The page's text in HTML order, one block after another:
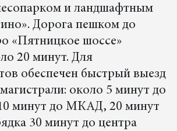
и ландшафтным
Дорога пешком до
«Пятницкое шоссе»
20 минут. Для
обеспечен быстрый выезд
около 5 минут до
минут до МКАД, 20 минут
30 минут до центра